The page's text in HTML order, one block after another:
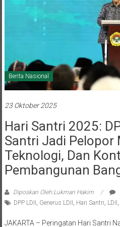
Berita Nasional
23 Oktober 2025
Hari Santri 2025:
Santri Jadi Pelopor
Teknologi, Dan
Pembangunan
Diposkan Oleh:Lukman Hakim
DPP LDII , Generus LDII , Hari Santri, LDII ,
JAKARTA – Peringatan Hari Santri